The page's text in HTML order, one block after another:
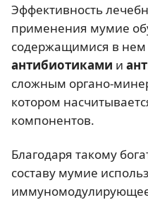
Эффективность
применения мумие
содержащимися в
антибиотиками и
сложным органо-
котором
компонентов.
Благодаря такому
составу мумие